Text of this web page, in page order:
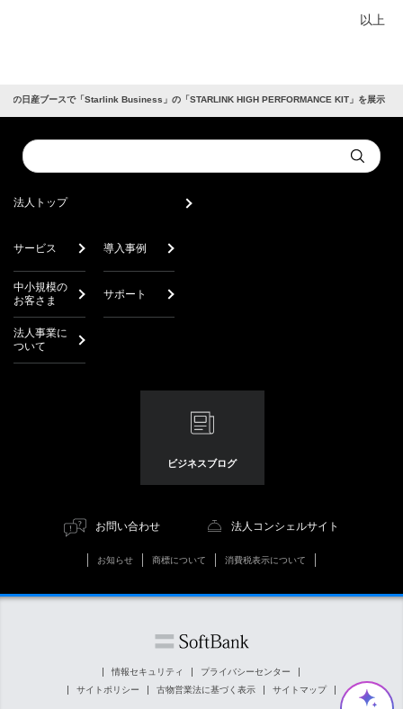
以上
の日産ブースで「Starlink Business」の「STARLINK HIGH PERFORMANCE KIT」を展示
Conduct
a
Submit
法人トップ
サービス 導入事例
中小規模の
お客さま
サポート
法人事業に
ついて
ビジネスブログ
お問い合わせ 法人コンシェルサイト
お知らせ 商標について 消費税表示について
情報セキュリティ
プライバシーセンター
サイトポリシー
古物営業法に基づく表示 サイトマップ